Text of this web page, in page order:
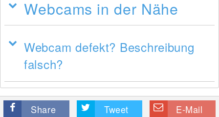
Webcams in der Nähe
Webcam defekt? Beschreibung
falsch?
Share Tweet E-Mail